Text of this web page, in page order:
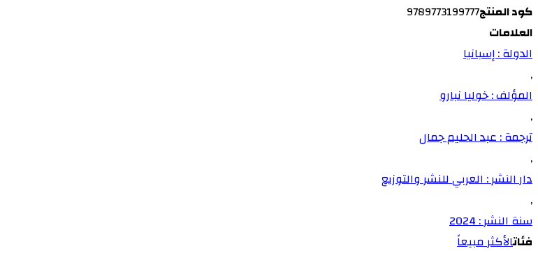
كود المنتج9789773199777
العلامات
الدولة : إسبانيا
,
المؤلف : خوليا نبارو
,
ترجمة : عبد الحليم جمال
,
دار النشر : العربي للنشر والتوزيع
,
سنة النشر : 2024
فئاتالأكثر مبيعاً